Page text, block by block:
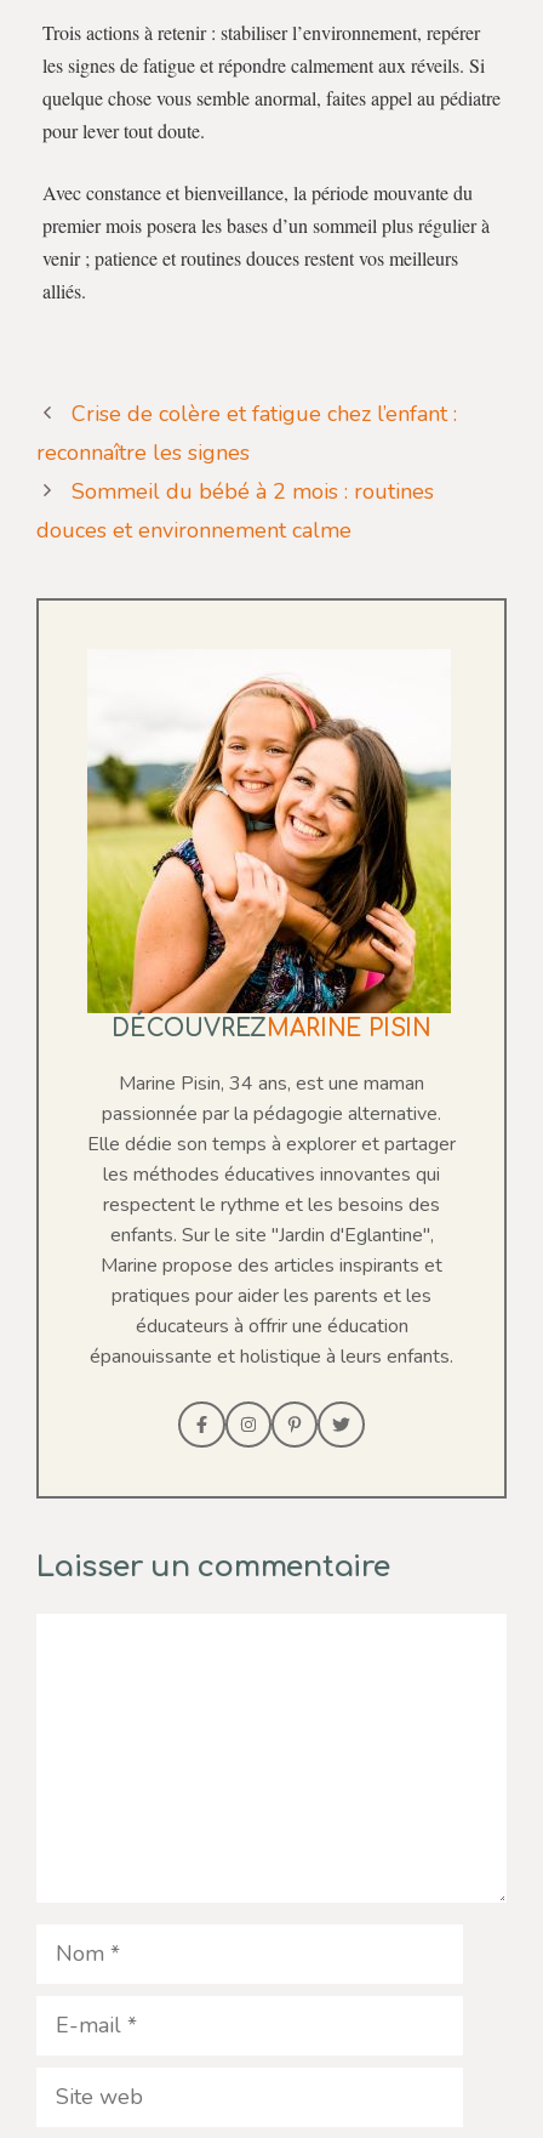
Trois actions à retenir : stabiliser l’environnement, repérer
les signes de fatigue et répondre calmement aux réveils. Si
quelque chose vous semble anormal, faites appel au pédiatre
pour lever tout doute.
Avec constance et bienveillance, la période mouvante du
premier mois posera les bases d’un sommeil plus régulier à
venir ; patience et routines douces restent vos meilleurs
alliés.
Crise de colère et fatigue chez l’enfant :
reconnaître les signes
Sommeil du bébé à 2 mois : routines
douces et environnement calme
DÉCOUVREZMARINE PISIN
Marine Pisin, 34 ans, est une maman
passionnée par la pédagogie alternative.
Elle dédie son temps à explorer et partager
les méthodes éducatives innovantes qui
respectent le rythme et les besoins des
enfants. Sur le site "Jardin d'Eglantine",
Marine propose des articles inspirants et
pratiques pour aider les parents et les
éducateurs à offrir une éducation
épanouissante et holistique à leurs enfants.
Laisser un commentaire
Nom
E-
Site